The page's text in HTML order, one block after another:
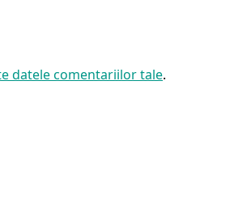
datele comentariilor tale.